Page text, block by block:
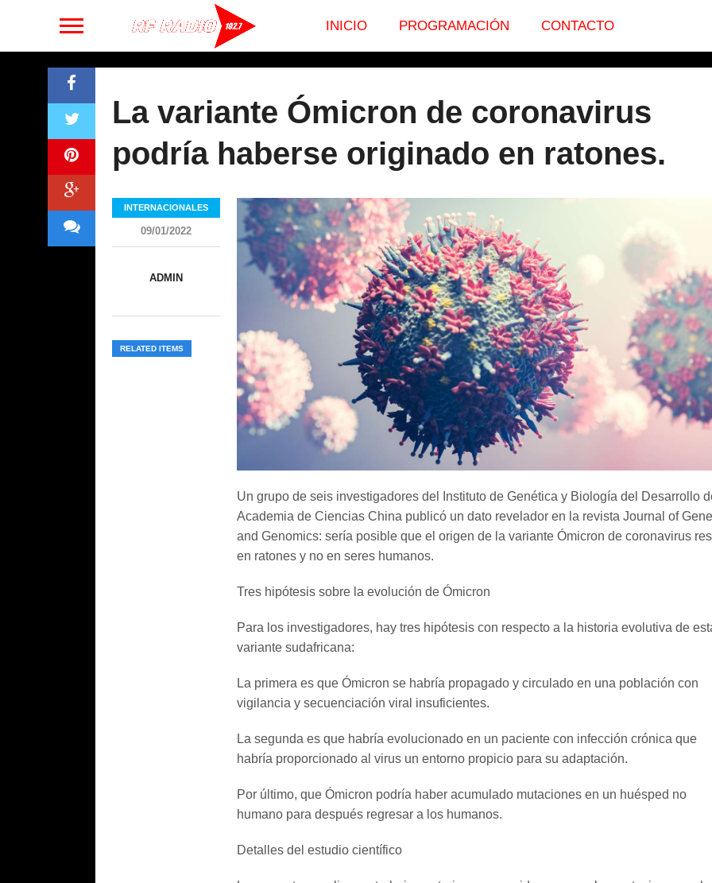
INICIO PROGRAMACIÓN CONTACTO
La variante Ómicron de coronavirus
podría haberse originado en ratones.
Un grupo de seis investigadores del Instituto de Genética y Biología del Desarrollo
Academia de Ciencias China publicó un dato revelador en la revista Journal of
and Genomics: sería posible que el origen de la variante Ómicron de coronavirus
en ratones y no en seres humanos.
Tres hipótesis sobre la evolución de Ómicron
Para los investigadores, hay tres hipótesis con respecto a la historia evolutiva de
variante sudafricana:
La primera es que Ómicron se habría propagado y circulado en una población con
vigilancia y secuenciación viral insuficientes.
La segunda es que habría evolucionado en un paciente con infección crónica que
habría proporcionado al virus un entorno propicio para su adaptación.
Por último, que Ómicron podría haber acumulado mutaciones en un huésped no
humano para después regresar a los humanos.
Detalles del estudio científico
INTERNACIONALES
09/01/2022
ADMIN
RELATED ITEMS